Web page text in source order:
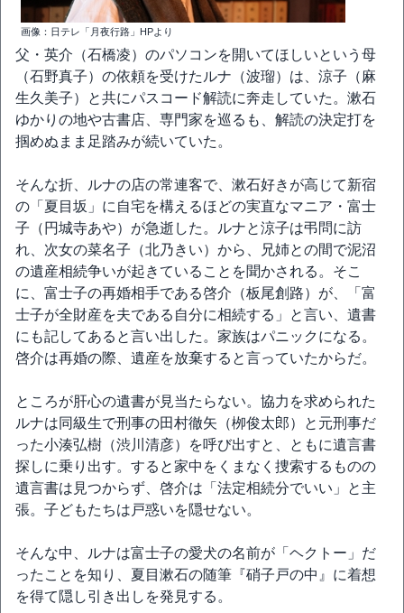
画像：日テレ「月夜行路」HPより
父・英介（石橋凌）のパソコンを開いてほしいという母
（石野真子）の依頼を受けたルナ（波瑠）は、涼子（麻
生久美子）と共にパスコード解読に奔走していた。漱石
ゆかりの地や古書店、専門家を巡るも、解読の決定打を
掴めぬまま足踏みが続いていた。
そんな折、ルナの店の常連客で、漱石好きが高じて新宿
の「夏目坂」に自宅を構えるほどの実直なマニア・富士
子（円城寺あや）が急逝した。ルナと涼子は弔問に訪
れ、次女の菜名子（北乃きい）から、兄姉との間で泥沼
の遺産相続争いが起きていることを聞かされる。そこ
に、富士子の再婚相手である啓介（板尾創路）が、「富
士子が全財産を夫である自分に相続する」と言い、遺書
にも記してあると言い出した。家族はパニックになる。
啓介は再婚の際、遺産を放棄すると言っていたからだ。
ところが肝心の遺書が見当たらない。協力を求められた
ルナは同級生で刑事の田村徹矢（栁俊太郎）と元刑事だ
った小湊弘樹（渋川清彦）を呼び出すと、ともに遺言書
探しに乗り出す。すると家中をくまなく捜索するものの
遺言書は見つからず、啓介は「法定相続分でいい」と主
張。子どもたちは戸惑いを隠せない。
そんな中、ルナは富士子の愛犬の名前が「ヘクトー」だ
ったことを知り、夏目漱石の随筆『硝子戸の中』に着想
を得て隠し引き出しを発見する。